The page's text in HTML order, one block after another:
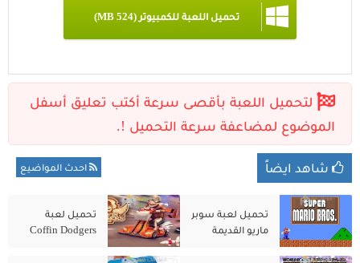
تحميل اللعبة للكمبيوتر (524 MB)
شاهد ايضاً احدث المواضيع
تحميل لعبة سوبر
ماريو القديمة
تحميل لعبة
Coffin Dodgers